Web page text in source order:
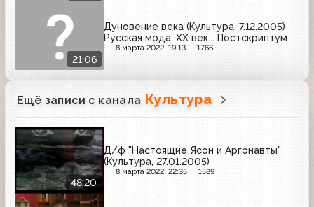
21:06
Дуновение века (Культура, 7.12.2005)
Русская мода. XX век... Постскриптум
8 марта 2022, 19:13 1766
Ещё записи с канала Культура
48:20
Д/ф "Настоящие Ясон и Аргонавты"
(Культура, 27.01.2005)
8 марта 2022, 22:35 1589